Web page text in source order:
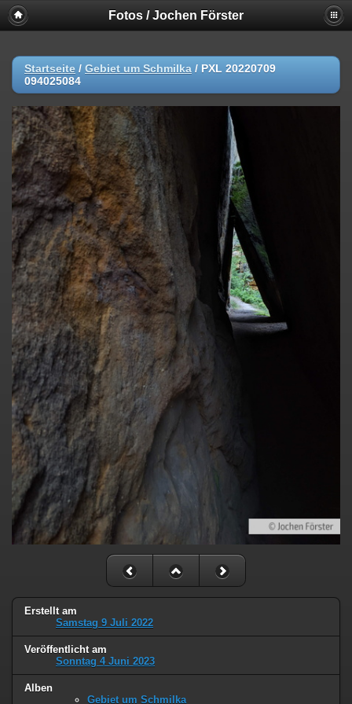
Fotos / Jochen Förster
Startseite / Gebiet um Schmilka / PXL 20220709
094025084
Erstellt am
Samstag 9 Juli 2022
Veröffentlicht am
Sonntag 4 Juni 2023
Alben
Gebiet um Schmilka